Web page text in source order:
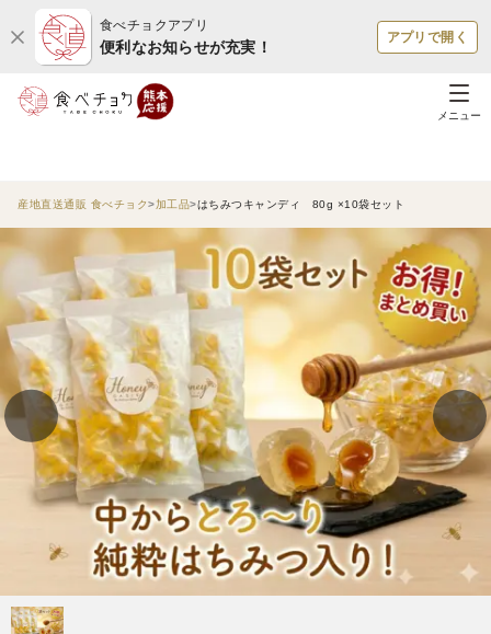
食べチョクアプリ
便利なお知らせが充実！
アプリで開く
メニュー
産地直送通販 食べチョク 加工品 はちみつキャンディ 80g ×10袋セット